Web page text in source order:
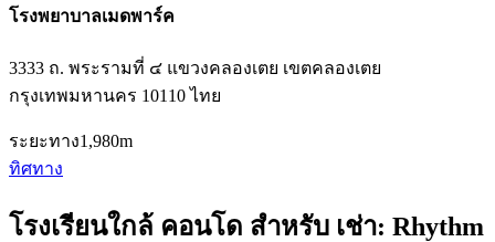
โรงพยาบาลเมดพาร์ค
3333 ถ. พระรามที่ ๔ แขวงคลองเตย เขตคลองเตย
กรุงเทพมหานคร 10110 ไทย
ระยะทาง1,980m
ทิศทาง
โรงเรียนใกล้ คอนโด สำหรับ เช่า: Rhythm